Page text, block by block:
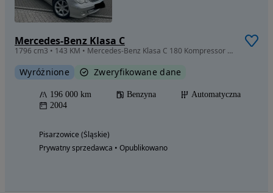
Mercedes-Benz Klasa C
1796 cm3 • 143 KM • Mercedes-Benz Klasa C 180 Kompressor Automatik Classic
Wyróżnione Zweryfikowane dane
196 000 km Benzyna
Automatyczna
2004
Pisarzowice (Śląskie)
Prywatny sprzedawca • Opublikowano